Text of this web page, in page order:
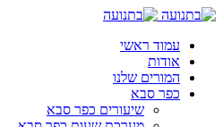
עמוד ראשי
אודות
המורים שלנו
כפר סבא
שיעורים כפר סבא